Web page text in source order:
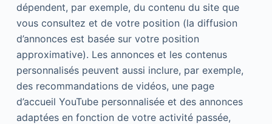
dépendent, par exemple, du contenu du site que
vous consultez et de votre position (la diffusion
d’annonces est basée sur votre position
approximative). Les annonces et les contenus
personnalisés peuvent aussi inclure, par exemple,
des recommandations de vidéos, une page
d’accueil YouTube personnalisée et des annonces
adaptées en fonction de votre activité passée,